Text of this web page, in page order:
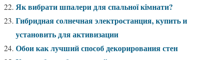
Як вибрати шпалери для спальної кімнати?
Гибридная солнечная электростанция, купить и
установить для активизации
Обои как лучший способ декорирования стен